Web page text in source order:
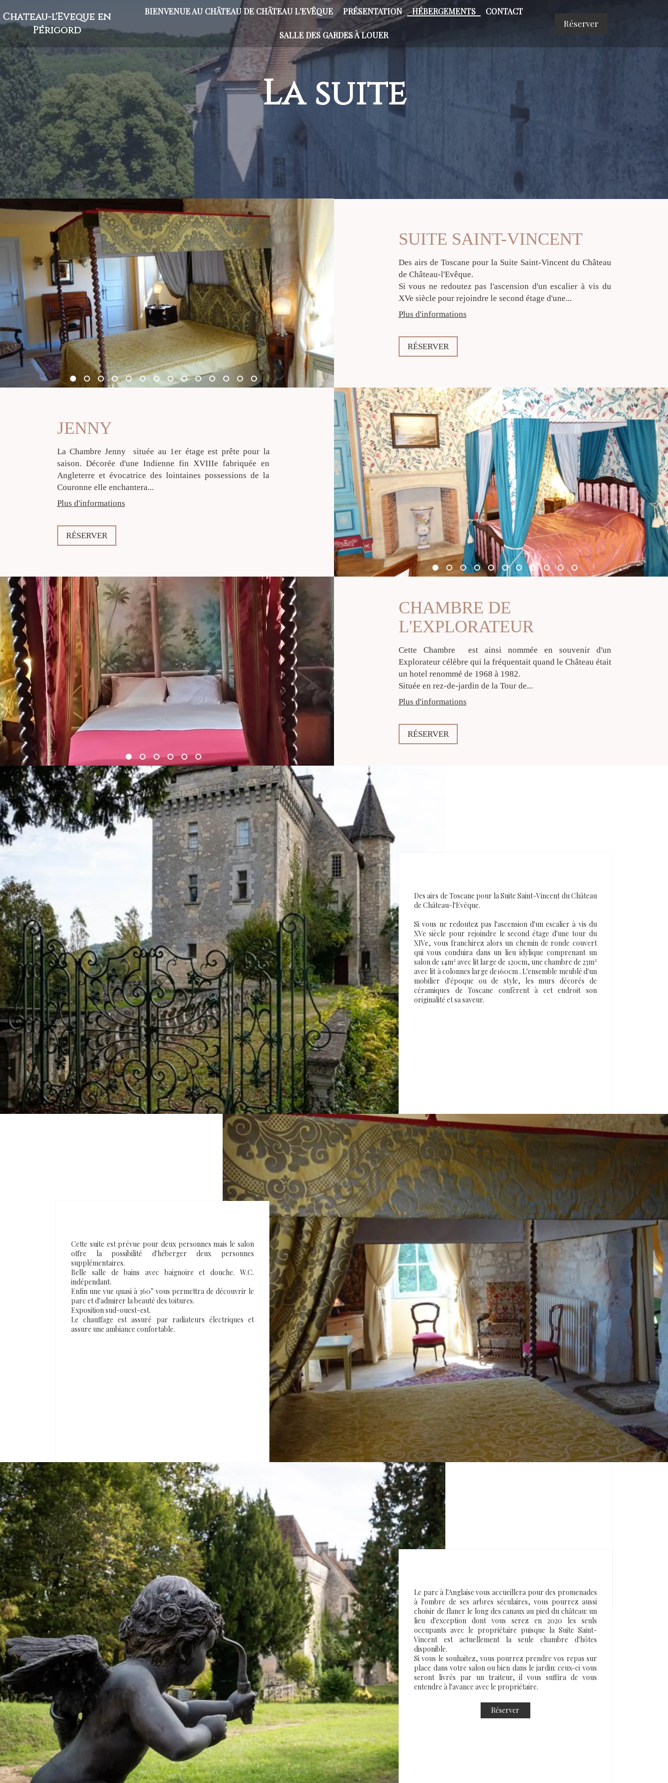
Château-l'Evêque en
Périgord
BIENVENUE AU CHÂTEAU DE CHÂTEAU L'EVÊQUE PRÉSENTATION HÉBERGEMENTS CONTACT
SALLE DES GARDES À LOUER
Réserver
La suite
SUITE SAINT-VINCENT
Des airs de Toscane pour la Suite Saint-Vincent du Château
de Château-l'Evêque.
Si vous ne redoutez pas l'ascension d'un escalier à vis du
XVe siècle pour rejoindre le second étage d'une...
Plus d'informations
RÉSERVER
JENNY
La Chambre Jenny située au 1er étage est prête pour la
saison. Décorée d'une Indienne fin XVIIIe fabriquée en
Angleterre et évocatrice des lointaines possessions de la
Couronne elle enchantera...
Plus d'informations
RÉSERVER
CHAMBRE DE
L'EXPLORATEUR
Cette Chambre est ainsi nommée en souvenir d'un
Explorateur célèbre qui la fréquentait quand le Château était
un hotel renommé de 1968 à 1982.
Située en rez-de-jardin de la Tour de...
Plus d'informations
RÉSERVER
Des airs de Toscane pour la Suite Saint-Vincent du Château
de Château-l'Evêque.
Si vous ne redoutez pas l'ascension d'un escalier à vis du
XVe siècle pour rejoindre le second étage d'une tour du
XIVe, vous franchirez alors un chemin de ronde couvert
qui vous conduira dans un lieu idylique comprenant un
salon de 14m² avec lit large de 120cm, une chambre de 23m²
avec lit à colonnes large de160cm . L'ensemble meublé d'un
mobilier d'époque ou de style, les murs décorés de
céramiques de Toscane confèrent à cet endroit son
originalité et sa saveur.
Cette suite est prévue pour deux personnes mais le salon
offre la possibilité d'héberger deux personnes
supplémentaires.
Belle salle de bains avec baignoire et douche. W.C.
indépendant.
Enfin une vue quasi à 360° vous permettra de découvrir le
parc et d'admirer la beauté des toitures.
Exposition sud-ouest-est.
Le chauffage est assuré par radiateurs électriques et
assure une ambiance confortable.
Le parc à l'Anglaise vous accueillera pour des promenades
à l'ombre de ses arbres séculaires, vous pourrez aussi
choisir de flaner le long des canaux au pied du château: un
lieu d'exception dont vous serez en 2020 les seuls
occupants avec le propriétaire puisque la Suite Saint-
Vincent est actuellement la seule chambre d'hôtes
disponible.
Si vous le souhaitez, vous pourrez prendre vos repas sur
place dans votre salon ou bien dans le jardin: ceux-ci vous
seront livrés par un traiteur, il vous suffira de vous
entendre à l'avance avec le propriétaire.
Réserver